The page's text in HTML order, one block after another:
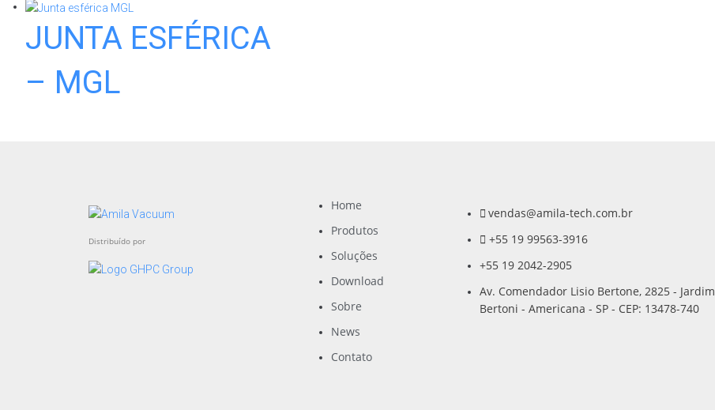
JUNTA ESFÉRICA
– MGL
Distribuído por
Home
Produtos
Soluções
Download
Sobre
News
Contato
vendas@amila-tech.com.br
+55 19 99563-3916
+55 19 2042-2905
Av. Comendador Lisio Bertone, 2825 - Jardim
Bertoni - Americana - SP - CEP: 13478-740